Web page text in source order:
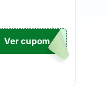
TICO
Ver cupom